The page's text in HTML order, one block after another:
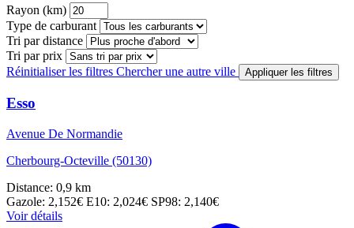
Rayon (km)
Type de carburant
Tri par distance
Tri par prix
Réinitialiser les filtres Chercher une autre ville Appliquer les filtres
Esso
Avenue De Normandie
Cherbourg-Octeville (50130)
Distance: 0,9 km
Gazole: 2,152€ E10: 2,024€ SP98: 2,140€
Voir détails